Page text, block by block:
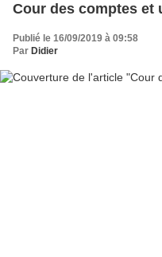
Cour des comptes et
Publié le 16/09/2019 à 09:58
Par Didier